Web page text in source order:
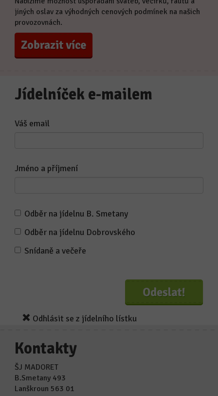
jiných oslav za výhodných cenových podmínek na našich
provozovnách.
Jídelníček e-mailem
Váš email
Jméno a příjmení
Odběr na jídelnu B. Smetany
Odběr na jídelnu Dobrovského
Snídaně a večeře
Odhlásit se z jídelního lístku
Kontakty
ŠJ MADORET
B.Smetany 493
Lanškroun 563 01